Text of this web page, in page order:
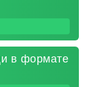
в формате